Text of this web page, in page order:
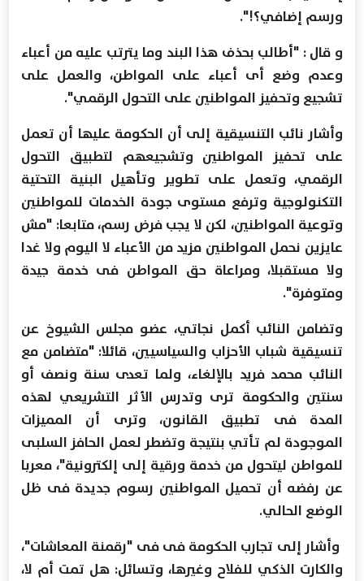
ورسم إضافي؟!".
و قال : "أطالب بحذف هذا البند وما يترتب عليه من أعباء
وعدم وضع أى أعباء على المواطن، والعمل على
تشجيع وتحفيز المواطنين على التحول الرقمي".
وأشار نائب التنسيقية إلى أن الحكومة عليها أن تعمل
على تحفيز المواطنين وتشجيعهم لتطبيق التحول
الرقمي، وتعمل على تطوير وتأهيل البنية التحتية
التكنولوجية وترفع مستوى جودة الخدمات للمواطنين
وتوعية المواطنين، لكن لا يجب فرض رسم، متابعا: "مش
عايزين نحمل المواطنين مزيد من الأعباء لا اليوم ولا غدا
ولا مستقبلا، ومراعاة حق المواطن فى خدمة جيدة
ومتوفرة".
وتضامن النائب أكمل نجاتي، عضو مجلس الشيوخ عن
تنسيقية شباب الأحزاب والسياسيين، قائلا: "متضامن مع
النائب محمد فريد بالإلغاء، ولما تعدى سنة ونصف أو
سنتين والحكومة ترى وتدرس الأثر التشريعي لهذه
المدة فى تطبيق القانون، وترى أن المميزات
الموجودة لم تأتي بنتيجة وتضطر لعمل الحافز السلبى
للمواطن ليتحول من خدمة ورقية إلى إلكترونية"، معربا
عن رفضه أن تحميل المواطنين رسوم جديدة فى ظل
الوضع الحالي.
وأشار إلى تجارب الحكومة فى فى "رقمنة المعاشات"،
والكارت الذكي للفلاح وغيرها، وتسائل: هل تمت أم لا،